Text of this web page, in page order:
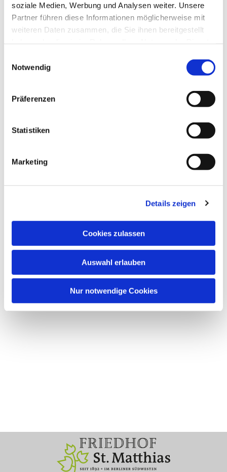
soziale Medien, Werbung und Analysen weiter. Unsere
Partner führen diese Informationen möglicherweise mit
weiteren Daten zusammen, die Sie ihnen bereitgestellt
Notwendig
Präferenzen
Statistiken
Marketing
Details zeigen
Cookies zulassen
Auswahl erlauben
Nur notwendige Cookies